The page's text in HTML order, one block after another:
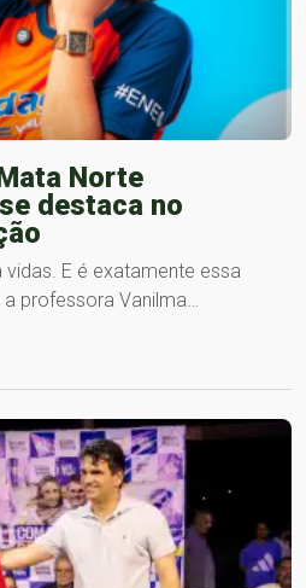
Norte
destaca no
E é exatamente essa
professora Vanilma…